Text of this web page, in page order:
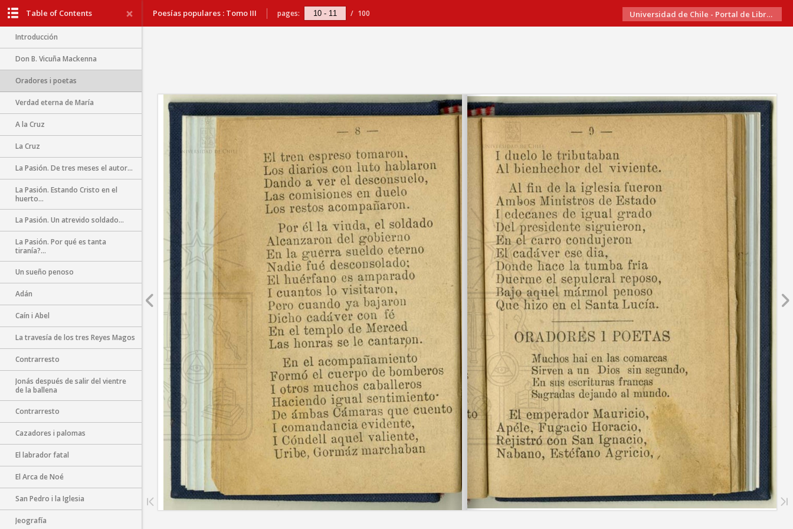
Poesías populares : Tomo III pages: / 100 Universidad de Chile - Portal de Libros Electrónicos
Table of Contents
Introducción
Don B. Vicuña Mackenna
Oradores i poetas
Verdad eterna de María
A la Cruz
La Cruz
La Pasión. De tres meses el autor...
La Pasión. Estando Cristo en el
huerto...
La Pasión. Un atrevido soldado...
La Pasión. Por qué es tanta
tiranía?...
Un sueño penoso
Adán
Caín i Abel
La travesía de los tres Reyes Magos
Contrarresto
Jonás después de salir del vientre
de la ballena
Contrarresto
Cazadores i palomas
El labrador fatal
El Arca de Noé
San Pedro i la Iglesia
Jeografía